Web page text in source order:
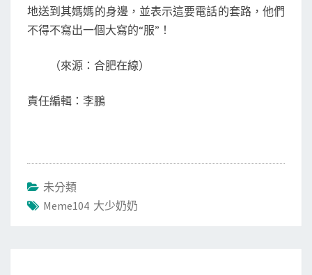
地送到其媽媽的身邊，並表示這要電話的套路，他們
不得不寫出一個大寫的“服”！
（來源：合肥在線）
責任編輯：李鵬
未分類
Meme104 大少奶奶